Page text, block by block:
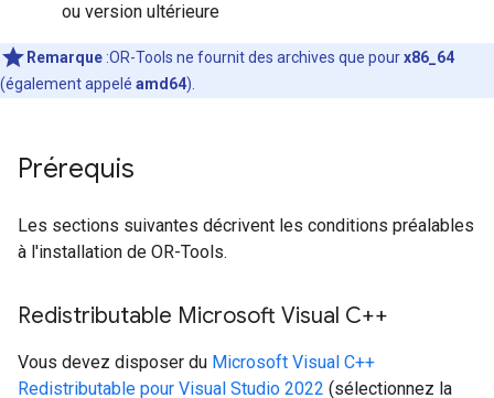
ou version ultérieure
Remarque :OR-Tools ne fournit des archives que pourx86_64
(également appelé amd64).
Prérequis
Les sections suivantes décrivent les conditions préalables
à l'installation de OR-Tools.
Redistributable Microsoft Visual C++
Vous devez disposer du Microsoft Visual C++
Redistributable pour Visual Studio 2022 (sélectionnez la